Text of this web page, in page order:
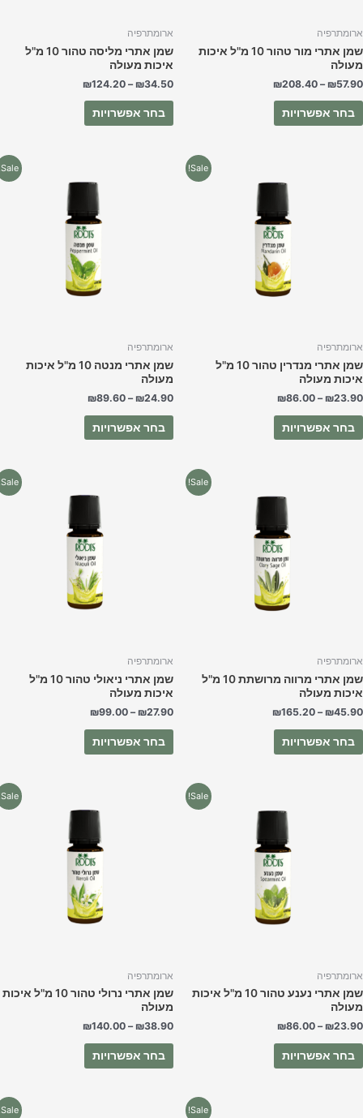
שמן אתרי מור טהור 10 מ"ל איכות
₪
–
₪208.40
בחר אפשרויות
ארומתרפיה
שמן אתרי מליסה טהור 10 מ"ל
איכות מעולה
₪34.50
–
₪124.20
בחר אפשרויות
Sale!
שמן אתרי מנדרין טהור 10 מ"ל
מעולה
₪
–
₪86.00
בחר אפשרויות
זה
מספר
סוגים.
ניתן
לבחור
את
Sale!
ארומתרפיה
שמן אתרי מנטה 10 מ"ל איכות
מעולה
₪24.90
–
₪89.60
בחר אפשרויות
זה
מספר
סוגים.
ניתן
לבחור
את
Sale!
שמן אתרי מרווה מרושתת 10 מ"ל
מעולה
₪
–
₪165.20
בחר אפשרויות
זה
מספר
סוגים.
ניתן
לבחור
את
Sale!
ארומתרפיה
שמן אתרי ניאולי טהור 10 מ"ל
איכות מעולה
₪27.90
–
₪99.00
בחר אפשרויות
זה
מספר
סוגים.
ניתן
לבחור
את
Sale!
שמן אתרי נענע טהור 10 מ"ל איכות
₪
–
₪86.00
בחר אפשרויות
זה
מספר
סוגים.
ניתן
לבחור
את
Sale!
ארומתרפיה
שמן אתרי נרולי טהור 10 מ"ל איכות
מעולה
₪38.90
–
₪140.00
בחר אפשרויות
זה
מספר
סוגים.
ניתן
לבחור
את
Sale!
Sale!